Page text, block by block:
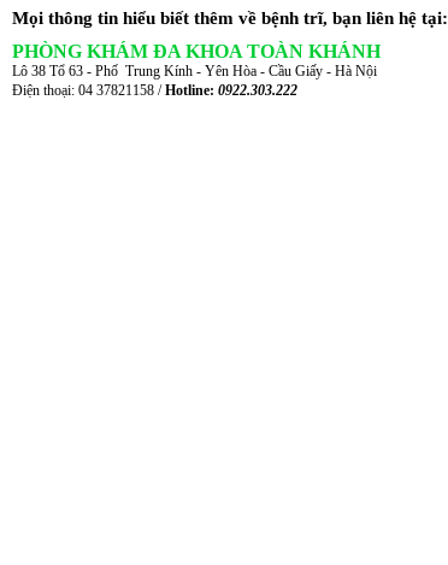
Mọi thông tin hiểu biết thêm về bệnh trĩ, bạn liên hệ tại:
PHÒNG KHÁM ĐA KHOA TOÀN KHÁNH
Lô 38 Tổ 63 - Phố Trung Kính - Yên Hòa - Cầu Giấy - Hà Nội
Điện thoại: 04 37821158 /Hotline: 0922.303.222